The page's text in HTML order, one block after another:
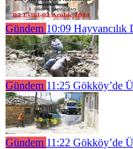
Gündem 10:09 Hayvancılık
Gündem 11:25 Gökköy’de
Gündem 11:22 Gökköy’de